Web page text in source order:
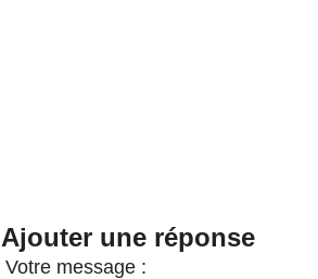
Ajouter une réponse
Votre message :